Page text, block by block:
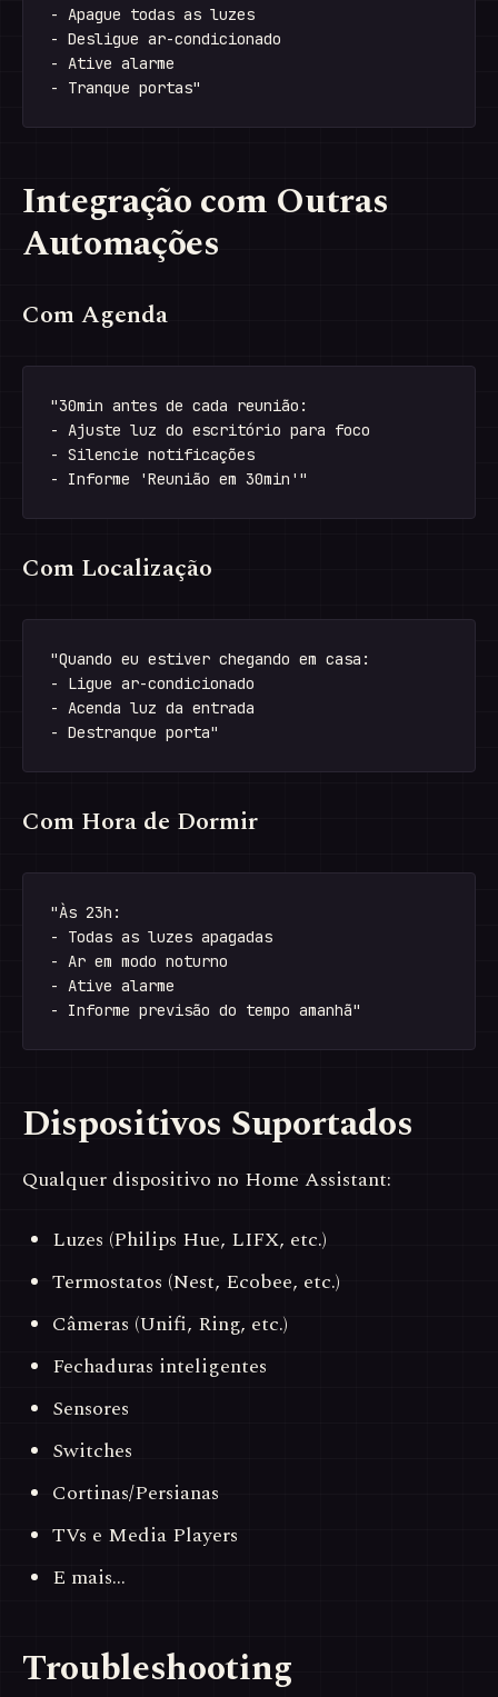
- Apague todas as luzes
- Desligue ar-condicionado
- Ative alarme
Integração com Outras
Automações
Com Agenda
"30min antes de cada reunião:
- Ajuste luz do escritório para foco
- Silencie notificações
Com Localização
"Quando eu estiver chegando em casa:
- Ligue ar-condicionado
- Acenda luz da entrada
Com Hora de Dormir
"Às 23h:
- Todas as luzes apagadas
- Ar em modo noturno
- Ative alarme
Dispositivos Suportados
Qualquer dispositivo no Home Assistant:
Luzes (Philips Hue, LIFX, etc.)
Termostatos (Nest, Ecobee, etc.)
Câmeras (Unifi, Ring, etc.)
Fechaduras inteligentes
Sensores
Switches
Cortinas/Persianas
TVs e Media Players
E mais…
Troubleshooting